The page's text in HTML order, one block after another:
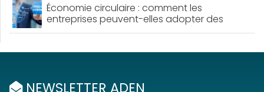
Économie circulaire : comment les
entreprises peuvent-elles adopter des
pratiques durables ?
NEWSLETTER ADEN